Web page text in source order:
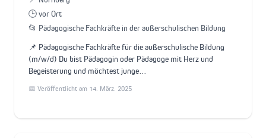
🕒 vor Ort
📂 Pädagogische Fachkräfte in der außerschulischen Bildung
📌 Pädagogische Fachkräfte für die außerschulische Bildung
(m/w/d) Du bist Pädagogin oder Pädagoge mit Herz und
Begeisterung und möchtest junge…
📅 Veröffentlicht am 14. März. 2025